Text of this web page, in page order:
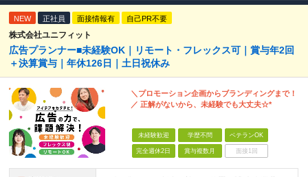
NEW 正社員 面接情報有 自己PR不要
株式会社ユニフィット
広告プランナー■未経験OK｜リモート・フレックス可｜賞与年2回
＋決算賞与｜年休126日｜土日祝休み
＼プロモーション企画からブランディングまで！
／ 正解がないから、未経験でも大丈夫☆*
未経験歓迎 学歴不問 ベテランOK
完全週休2日 賞与複数月 面接1回